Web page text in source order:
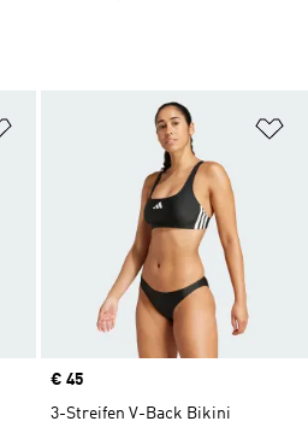
Zur Wunschliste hinzufügen
Price
€ 45
3-Streifen V-Back Bikini